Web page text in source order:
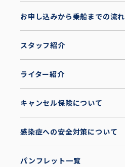
お申し込みから乗船までの流れ
スタッフ紹介
ライター紹介
キャンセル保険について
感染症への安全対策について
パンフレット一覧